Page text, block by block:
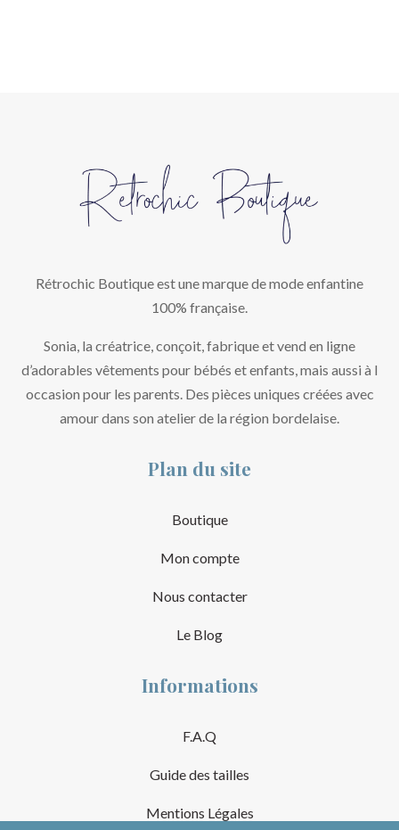
Rétrochic Boutique est une marque de mode enfantine
100% française.
Sonia, la créatrice, conçoit, fabrique et vend en ligne
d’adorables vêtements pour bébés et enfants, mais aussi à l
occasion pour les parents. Des pièces uniques créées avec
amour dans son atelier de la région bordelaise.
Plan du site
Boutique
Mon compte
Nous contacter
Le Blog
Informations
F.A.Q
Guide des tailles
Mentions Légales